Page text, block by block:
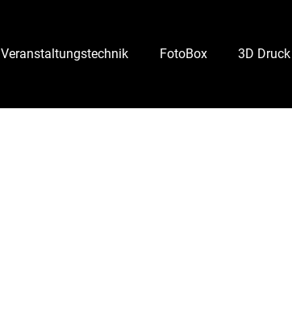
Veranstaltungstechnik FotoBox 3D Druck